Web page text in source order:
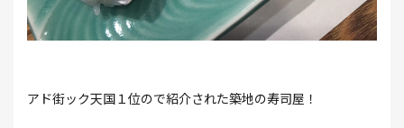
アド街ック天国１位ので紹介された築地の寿司屋！